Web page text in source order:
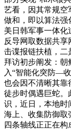
艺看，因其常规空
做和，即以算法强
美日韩军事一体化
反导网取数据共
击谍报链扶植，二
拜访初步阐发：
入“智能化突防—
也会因不清晰其靠
徒步时偶遇巨蛇。
识，近日，本地时
海上、收集防御取
四条轴线正正在